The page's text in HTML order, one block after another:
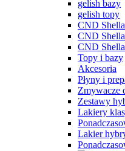
gelish bazy
gelish topy
CND
CND
CND
Topy i bazy
Akcesoria
Płyny i
Zmywacze
Zestawy
Lakiery
Lakier